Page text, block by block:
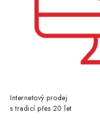
Internetový prodej
s tradicí přes 20 let